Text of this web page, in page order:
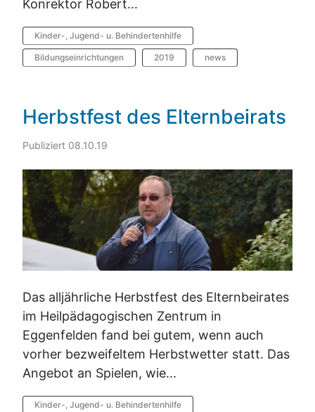
Konrektor Robert...
Kinder-, Jugend- u. Behindertenhilfe
Bildungseinrichtungen 2019 news
Herbstfest des Elternbeirats
Publiziert 08.10.19
Das alljährliche Herbstfest des Elternbeirates
im Heilpädagogischen Zentrum in
Eggenfelden fand bei gutem, wenn auch
vorher bezweifeltem Herbstwetter statt. Das
Angebot an Spielen, wie...
Kinder-, Jugend- u. Behindertenhilfe